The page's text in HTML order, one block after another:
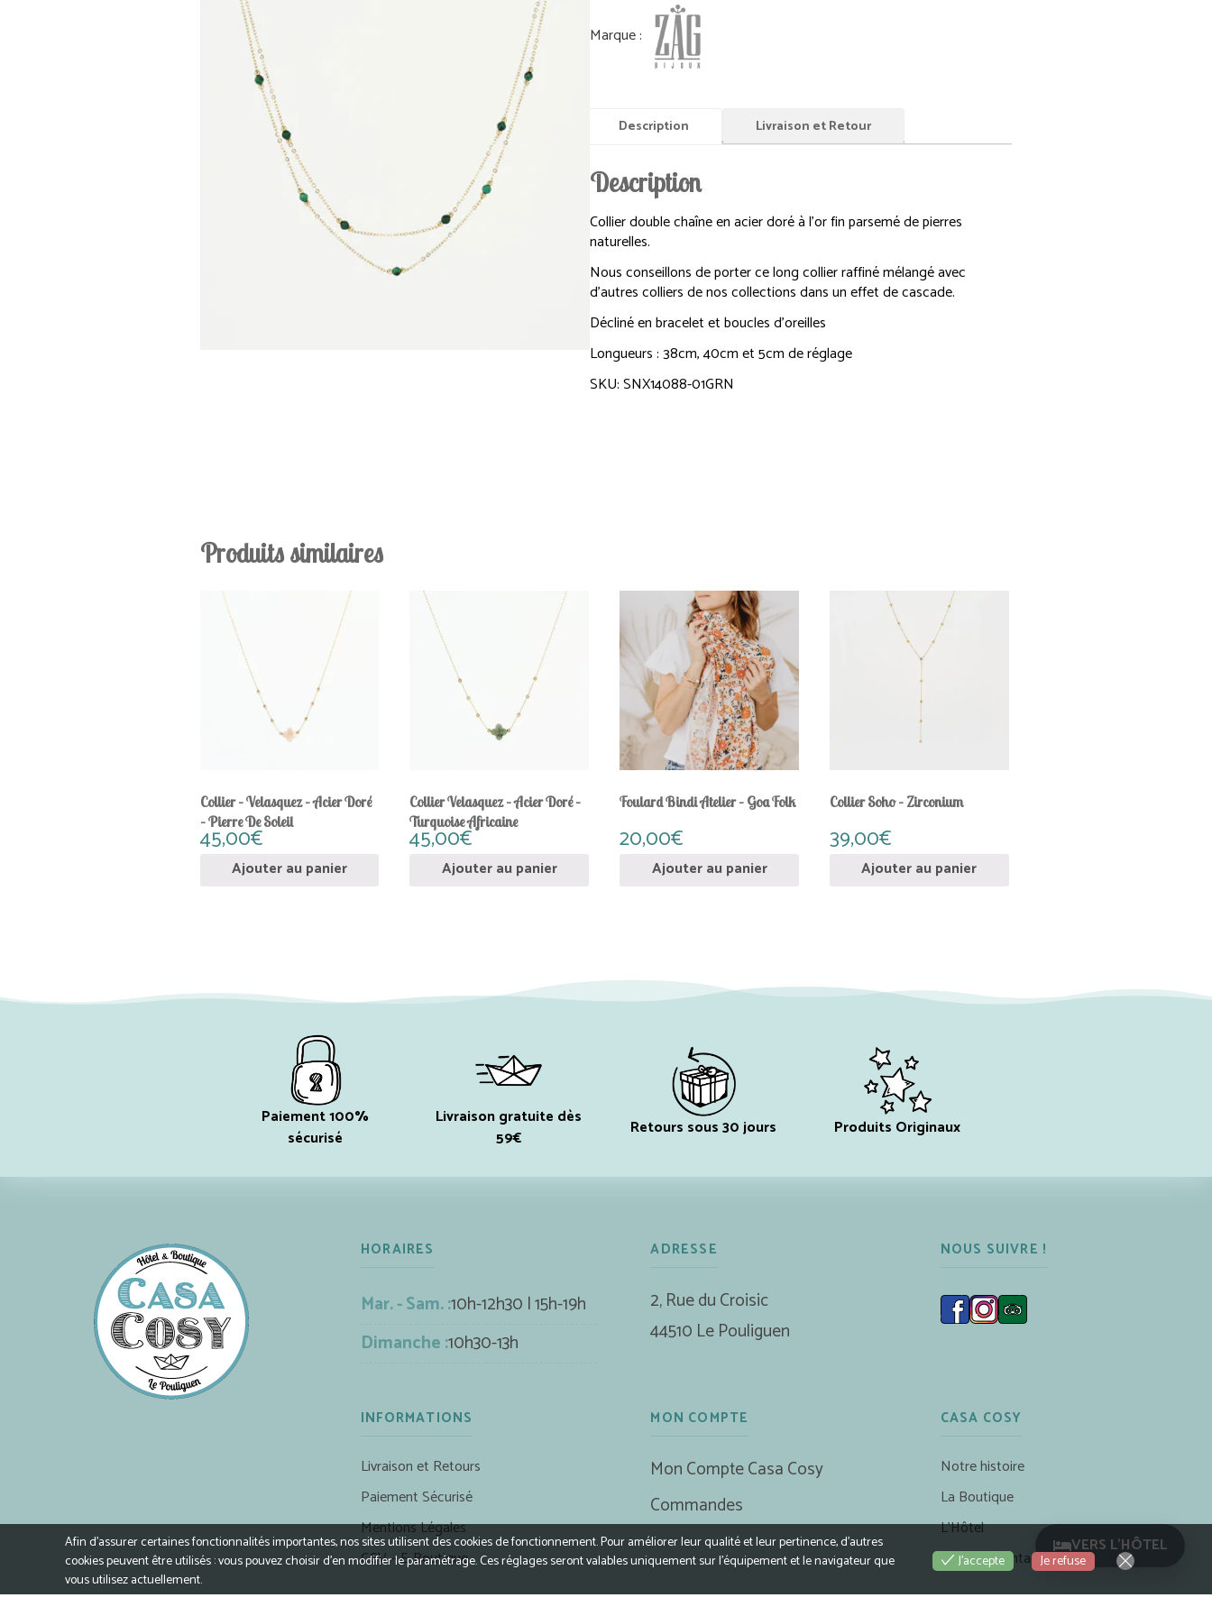
VERS L'HÔTEL
Description Livraison et Retour
Description
Collier double chaîne en acier doré à l’or fin parsemé de pierres
naturelles.
Nous conseillons de porter ce long collier raffiné mélangé avec
d’autres colliers de nos collections dans un effet de cascade.
Décliné en bracelet et boucles d’oreilles
Longueurs : 38cm, 40cm et 5cm de réglage
SKU: SNX14088-01GRN
Produits similaires
Collier – Velasquez – Acier Doré
– Pierre De Soleil
45,00€
Ajouter au panier
Collier Velasquez – Acier Doré –
Turquoise Africaine
45,00€
Ajouter au panier
Foulard Bindi Atelier – Goa Folk
20,00€
Ajouter au panier
Collier Soho – Zirconium
39,00€
Ajouter au panier
Paiement 100%
sécurisé
Livraison gratuite dès
59€
Retours sous 30 jours Produits Originaux
HORAIRES
Mar. - Sam. :10h-12h30 | 15h-19h
Dimanche :10h30-13h
ADRESSE
2, Rue du Croisic
44510 Le Pouliguen
NOUS SUIVRE !
INFORMATIONS
Livraison et Retours
Paiement Sécurisé
Mentions Légales
CGV – E-Boutique
MON COMPTE
Mon Compte Casa Cosy
Commandes
CASA COSY
Notre histoire
La Boutique
L’Hôtel
Accès & Contact
Afin d’assurer certaines fonctionnalités importantes, nos sites utilisent des cookies de fonctionnement. Pour améliorer leur qualité et leur pertinence, d’autres
cookies peuvent être utilisés : vous pouvez choisir d'en modifier le paramétrage. Ces réglages seront valables uniquement sur l’équipement et le navigateur que
vous utilisez actuellement.
J'accepte Je refuse